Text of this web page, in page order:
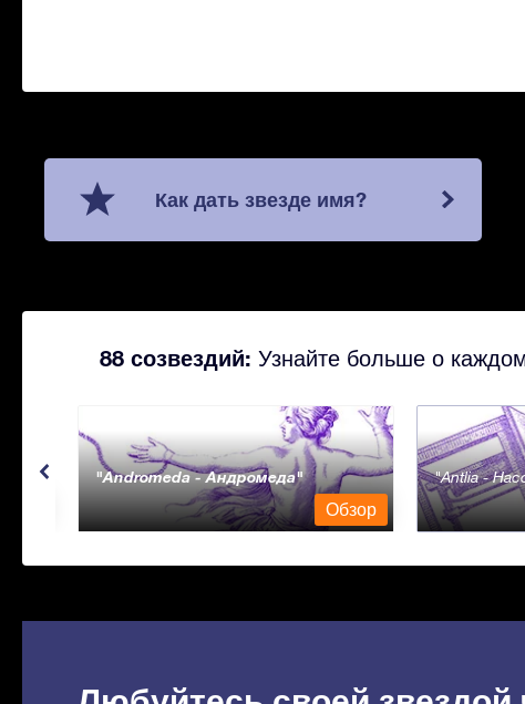
Как дать звезде имя?
88 созвездий: Узнайте больше о
Andromeda - Андромеда
Обзор
Antlia -